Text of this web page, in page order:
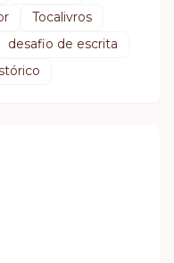
Tocalivros
desafio de escrita